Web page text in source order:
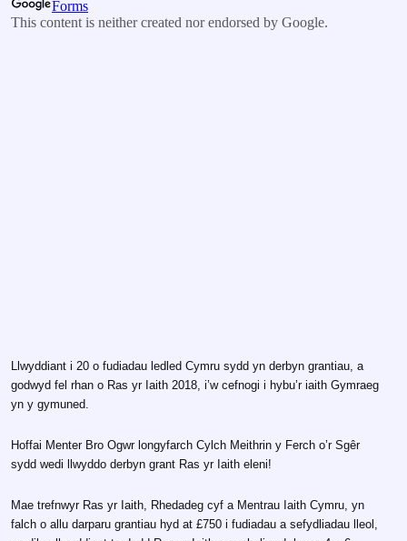
Llwyddiant i 20 o fudiadau ledled Cymru sydd yn derbyn grantiau, a
godwyd fel rhan o Ras yr Iaith 2018, i’w cefnogi i hybu’r iaith Gymraeg
yn y gymuned.
Hoffai Menter Bro Ogwr longyfarch Cylch Meithrin y Ferch o’r Sgêr
sydd wedi llwyddo derbyn grant Ras yr Iaith eleni!
Mae trefnwyr Ras yr Iaith, Rhedadeg cyf a Mentrau Iaith Cymru, yn
falch o allu darparu grantiau hyd at £750 i fudiadau a sefydliadau lleol,